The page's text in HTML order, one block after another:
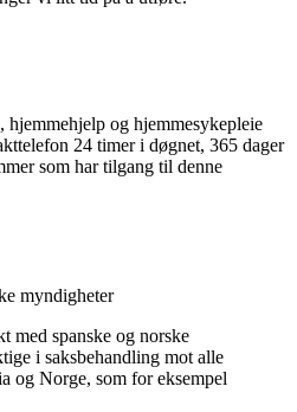
hjemmehjelp og hjemmesykepleie
24 timer i døgnet, 365 dager
som har tilgang til denne
myndigheter
med spanske og norske
i saksbehandling mot alle
og Norge, som for eksempel